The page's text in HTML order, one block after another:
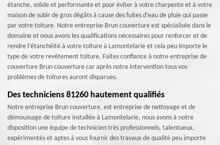
étanche, solide et performante et pour éviter à votre charpente et à votre
maison de subir de gros dégâts à cause des fuites d’eau de pluie qui passe
par votre toiture. Notre entreprise Brun couverture est spécialisée dans le
domaine et nous avons les qualifications nécessaires pour renforcer et de
rendre l’étanchéité à votre toiture à Lamontelarie et cela peu importe le
type de votre revêtement toiture. Faites confiance à notre entreprise de
couverture Brun couverture car après notre intervention tous vos
problèmes de toitures auront disparues.
Des techniciens 81260 hautement qualifiés
Notre entreprise Brun couverture, est entreprise de nettoyage et de
démoussage de toiture installée à Lamontelarie, nous avons à notre
disposition une équipe de technicien très professionnels, talentueux,
expérimentés et aptes à vous fournir des travaux de qualité peu importe